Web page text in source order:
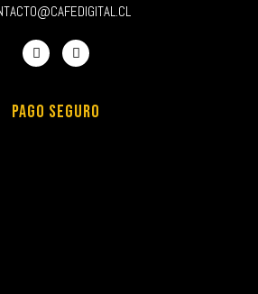
PAGO SEGURO